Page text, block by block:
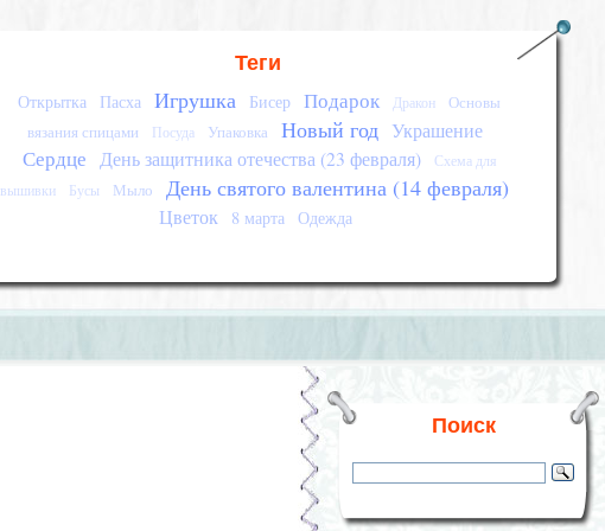
Теги
Открытка Пасха Игрушка Бисер Подарок Дракон
Основы
вязания спицами
Посуда Упаковка Новый год Украшение
Сердце День защитника отечества (23 февраля)
Схема для
вышивки
Бусы Мыло День святого валентина (14 февраля)
Цветок 8 марта Одежда
Поиск